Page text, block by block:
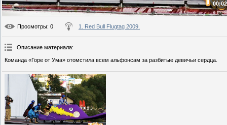
Просмотры: 0 1. Red Bull Flugtag 2009.
Описание материала:
Команда «Горе от Ума» отомстила всем альфонсам за разбитые девичьи сердца.